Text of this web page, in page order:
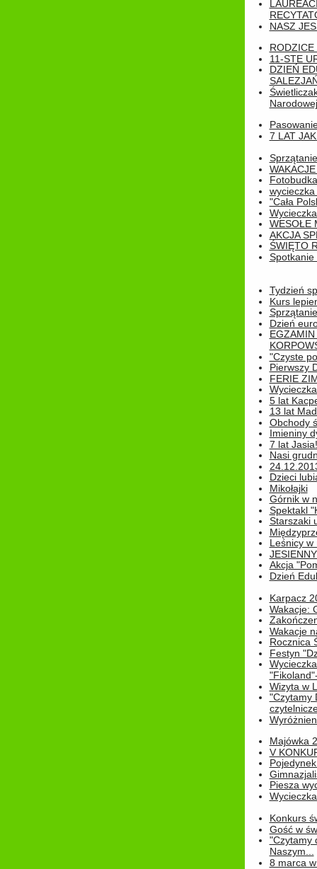
NASZ
RODZICE
11-STE
DZIEŃ
Narodowej
7 LAT
Fotobudka
"Cała
WESOŁE
AKCJA
ŚWIĘTO
Spotkanie
Tydzień
Kurs
Dzień
"Czyste
Pierwszy
FERIE
5 lat
13 lat
Obchody
Imieniny
7 lat Jasia!
Nasi
Dzieci
Mikołajki
Górnik w
Spektakl
Starszaki
Leśnicy w
Akcja
Dzień
Karpacz
Wakacje:
Wakacje
Rocznica
Festyn
Wizyta w
"Czytamy
Majówka
V
Piesza
Konkurs
Gość w
"Czytamy
Naszym...
8 marca